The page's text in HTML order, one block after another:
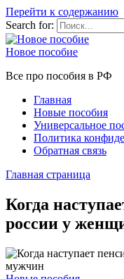
Перейти к содержанию
Search for:
Новое пособие
Все про пособия в РФ
Главная
Новые пособия
Универсальное
Политика
Обратная связь
Главная страница
Когда
россии у